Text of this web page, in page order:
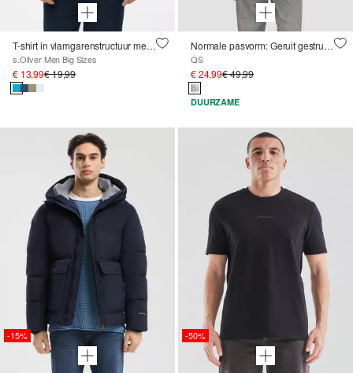
T-shirt in vlamgarenstructuur met logodetail
s.Oliver Men Big Sizes
€ 13,99€ 19,99
Normale pasvorm: Geruit gestructureerd overhemd van katoen
QS
€ 24,99€ 49,99
DUURZAME
-15% -50%